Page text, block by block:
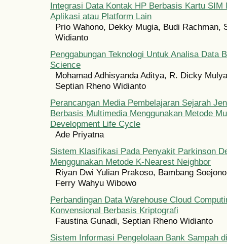
Integrasi Data Kontak HP Berbasis Kartu SIM
Aplikasi atau Platform Lain
Prio Wahono, Dekky Mugia, Budi Rachman,
Widianto
Penggabungan Teknologi Untuk Analisa Data
Science
Mohamad Adhisyanda Aditya, R. Dicky
Septian Rheno Widianto
Perancangan Media Pembelajaran Sejarah
Berbasis Multimedia Menggunakan Metode
Development Life Cycle
Ade Priyatna
Sistem Klasifikasi Pada Penyakit Parkinson
Menggunakan Metode K-Nearest Neighbor
Riyan Dwi Yulian Prakoso, Bambang
Ferry Wahyu Wibowo
Perbandingan Data Warehouse Cloud
Konvensional Berbasis Kriptografi
Faustina Gunadi, Septian Rheno Widianto
Sistem Informasi Pengelolaan Bank Sampah